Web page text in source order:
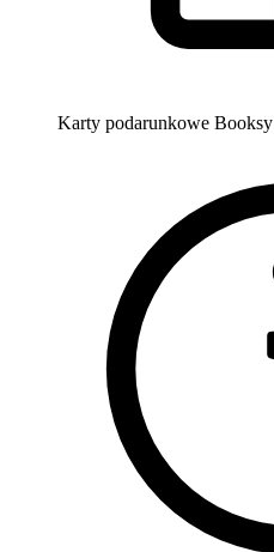
Karty podarunkowe Booksy